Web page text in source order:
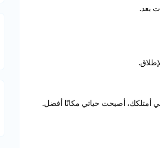
بعد.
أمتلكك، أصبحت حياتي مكانًا أفضل.